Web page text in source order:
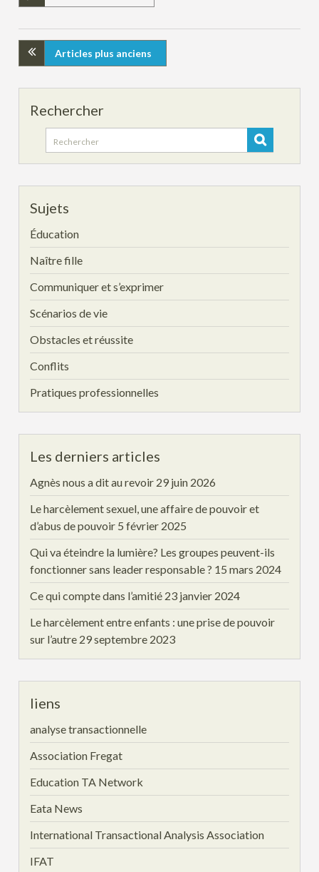
Articles plus anciens
Rechercher
Search
for:
Sujets
Éducation
Naître fille
Communiquer et s’exprimer
Scénarios de vie
Obstacles et réussite
Conflits
Pratiques professionnelles
Les derniers articles
Agnès nous a dit au revoir 29 juin 2026
Le harcèlement sexuel, une affaire de pouvoir et
d’abus de pouvoir 5 février 2025
Qui va éteindre la lumière? Les groupes peuvent-ils
fonctionner sans leader responsable ? 15 mars 2024
Ce qui compte dans l’amitié 23 janvier 2024
Le harcèlement entre enfants : une prise de pouvoir
sur l’autre 29 septembre 2023
liens
analyse transactionnelle
Association Fregat
Education TA Network
Eata News
International Transactional Analysis Association
IFAT